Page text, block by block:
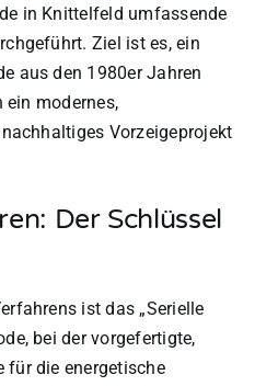
in Knittelfeld umfassende
Ziel ist es, ein
aus den 1980er Jahren
ein modernes,
Vorzeigeprojekt
Der Schlüssel
ist das „Serielle
bei der vorgefertigte,
für die energetische